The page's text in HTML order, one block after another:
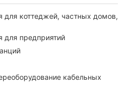
для коттеджей, частных домов,
для предприятий
кабельных